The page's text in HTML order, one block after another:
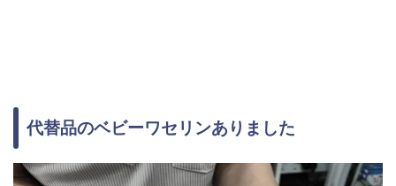
代替品のベビーワセリンありました